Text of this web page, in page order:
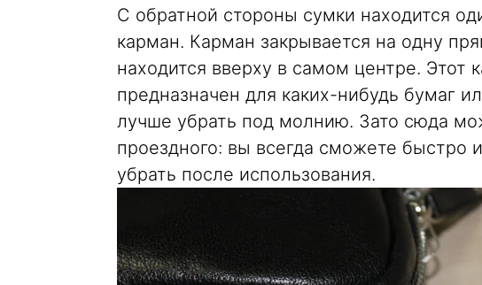
С обратной стороны сумки находится
карман. Карман закрывается на одну
находится вверху в самом центре. Этот
предназначен для каких-нибудь бумаг
лучше убрать под молнию. Зато сюда
проездного: вы всегда сможете быстро и
убрать после использования.